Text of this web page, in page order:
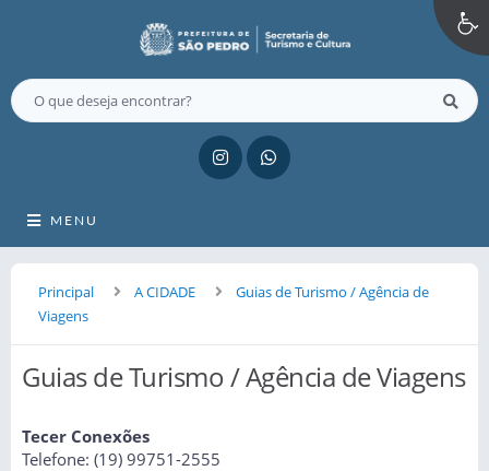
MENU
Principal A CIDADE
Guias de Turismo / Agência de
Viagens
Guias de Turismo / Agência de Viagens
Tecer Conexões
Telefone: (19) 99751-2555